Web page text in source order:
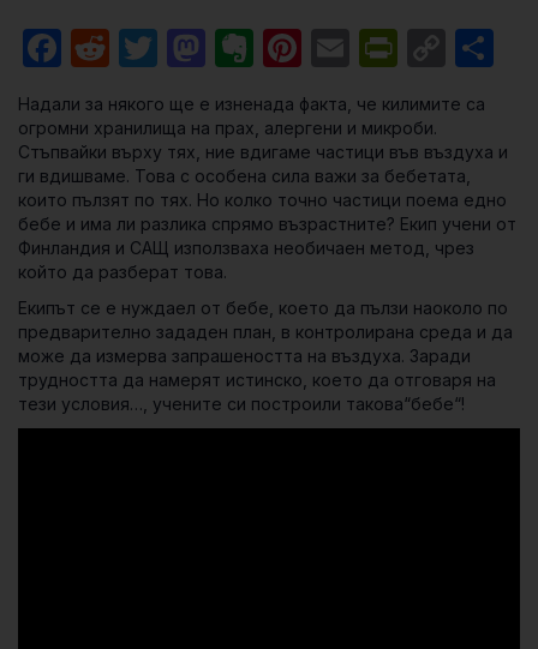
Facebook
RedditTwitter
Mastodon
Evernote
Pinterest
Email
Надали за някого ще е изненада факта, че килимите са
огромни хранилища на прах, алергени и микроби.
Стъпвайки върху тях, ние вдигаме частици във въздуха и
ги вдишваме. Това с особена сила важи за бебетата,
които пълзят по тях. Но колко точно частици поема едно
бебе и има ли разлика спрямо възрастните? Екип учени от
Финландия и САЩ използваха необичаен метод, чрез
който да разберат това.
Екипът се е нуждаел от бебе, което да пълзи наоколо по
предварително зададен план, в контролирана среда и да
може да измерва запрашеността на въздуха. Заради
трудността да намерят истинско, което да отговаря на
тези условия…, учените си построили такова“бебе“!